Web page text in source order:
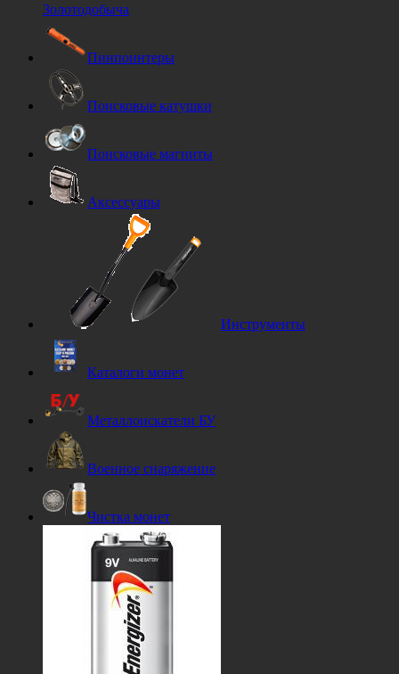
Золотодобыча
Пинпоинтеры
Поисковые катушки
Поисковые магниты
Аксессуары
Инструменты
Каталоги монет
Металлоискатели БУ
Военное снаряжение
Чистка монет